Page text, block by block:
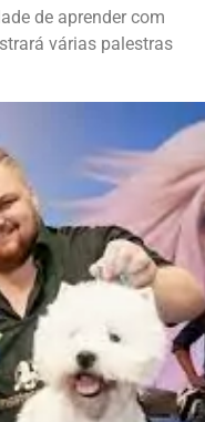
de aprender com
várias palestras